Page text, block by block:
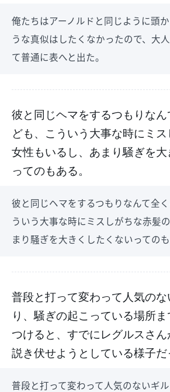
俺たちはアーノルドと同じように頭
うな真似はしたくなかったので、大
て普通に表へと出た。
彼と同じヘマをするつもりな
ども、こういう大事な時にミ
女性もいるし、あまり騒ぎを
ってのもある。
彼と同じヘマをするつもりなんて全
ういう大事な時にミスしがちな赤髪
まり騒ぎを大きくしたくないってのも
普段と打って変わって人気の
り、騒ぎの起こっている場所
つけると、すでにレグルスさ
説き伏せようとしている様子だ
普段と打って変わって人気のないギ